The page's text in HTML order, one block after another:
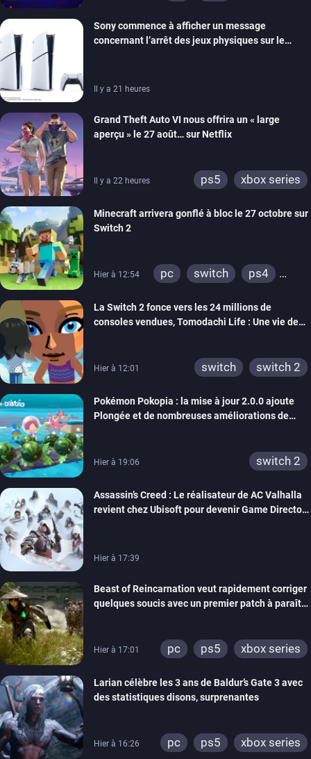
ios
android
xbox one
switch 2
Sony commence à afficher un message
concernant l’arrêt des jeux physiques sur le
Il y a 21 heures
Grand Theft Auto VI nous offrira un « large
aperçu » le 27 août… sur Netflix
Il y a 22 heures ps5 xbox series
Minecraft arrivera gonflé à bloc le 27 octobre sur
Switch 2
Hier à 12:54 pc switch
ps4
wiiu
3ds
ps3
xbox 360
switch 2
La Switch 2 fonce vers les 24 millions de
consoles vendues, Tomodachi Life : Une vie de
Hier à 12:01 switch switch 2
Pokémon Pokopia : la mise à jour 2.0.0 ajoute
Plongée et de nombreuses améliorations de
Hier à 19:06 switch 2
Assassin’s Creed : Le réalisateur de AC Valhalla
revient chez Ubisoft pour devenir Game Director
Hier à 17:39
Beast of Reincarnation veut rapidement corriger
quelques soucis avec un premier patch à paraître
Hier à 17:01 pc ps5 xbox series
Larian célèbre les 3 ans de Baldur’s Gate 3 avec
des statistiques disons, surprenantes
Hier à 16:26 pc ps5 xbox series